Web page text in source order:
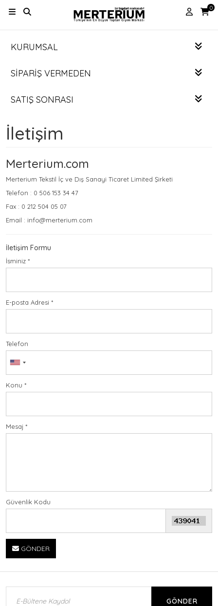
0
KURUMSAL
SIPARIŞ VERMEDEN
SATIŞ SONRASI
İletişim
Merterium.com
Merterium Tekstil İç ve Dış Sanayi Ticaret Limited Şirketi
Telefon : 0 506 153 34 47
Fax : 0 212 504 05 07
Email : info@merterium.com
İletişim Formu
İsminiz *
E-posta Adresi *
Telefon
United
States+1
Konu *
Mesaj *
Güvenlik Kodu
GÖNDER
GÖNDER